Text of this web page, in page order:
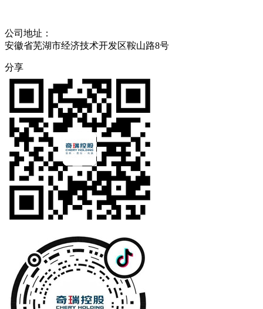
公司地址：
安徽省芜湖市经济技术开发区鞍山路8号
分享